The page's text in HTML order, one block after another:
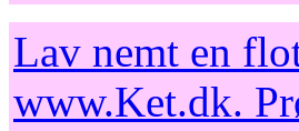
Lav nemt en
www.Ket.dk.